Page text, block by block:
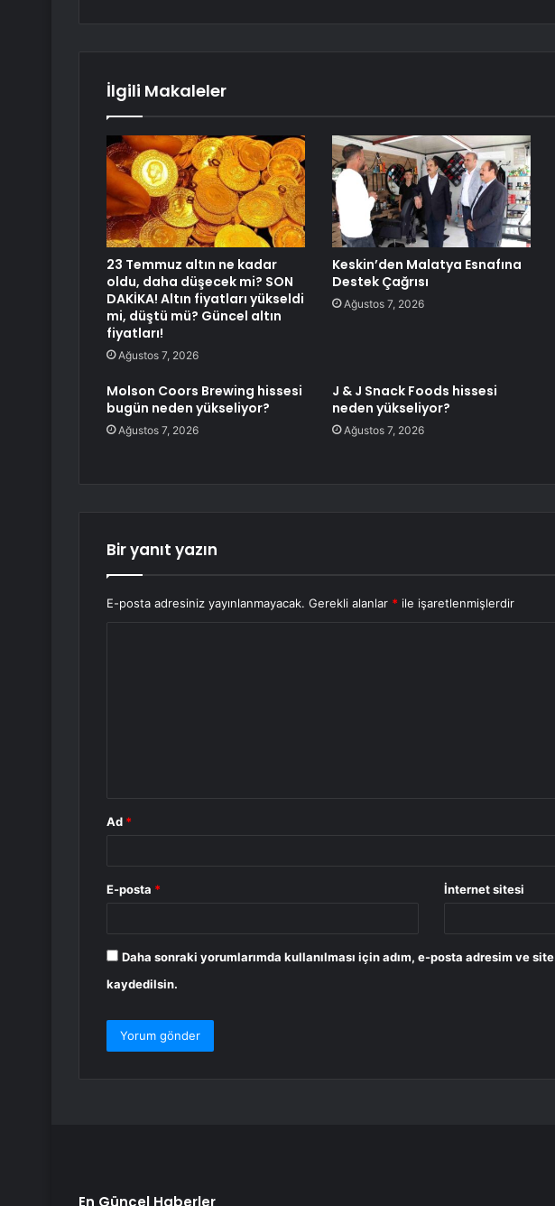
İlgili Makaleler
23 Temmuz altın ne kadar
oldu, daha düşecek mi? SON
DAKİKA! Altın fiyatları yükseldi
mi, düştü mü? Güncel altın
fiyatları!
Ağustos 7, 2026
Keskin’den Malatya Esnafına
Destek Çağrısı
Ağustos 7, 2026
Molson Coors Brewing hissesi
bugün neden yükseliyor?
Ağustos 7, 2026
J & J Snack Foods hissesi
neden yükseliyor?
Ağustos 7, 2026
Bir yanıt yazın
E-posta adresiniz yayınlanmayacak. Gerekli alanlar * ile işaretlenmişlerdir
Ad *
E-posta * İnternet sitesi
Daha sonraki yorumlarımda kullanılması için adım, e-posta adresim ve
kaydedilsin.